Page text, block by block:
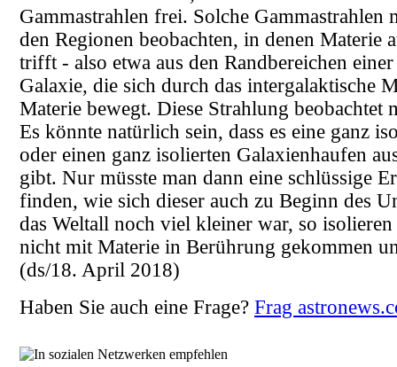
Gammastrahlen frei. Solche Gammastrahlen
den Regionen beobachten, in denen Materie
trifft - also etwa aus den Randbereichen
Galaxie, die sich durch das intergalaktische
Materie bewegt. Diese Strahlung beobachtet
Es könnte natürlich sein, dass es eine ganz
oder einen ganz isolierten Galaxienhaufen
gibt. Nur müsste man dann eine schlüssige
finden, wie sich dieser auch zu Beginn des
das Weltall noch viel kleiner war, so isolieren
nicht mit Materie in Berührung gekommen
(ds/18. April 2018)
Haben Sie auch eine Frage? Frag